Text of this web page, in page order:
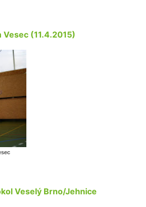
Vesec (11.4.2015)
Veselý Brno/Jehnice